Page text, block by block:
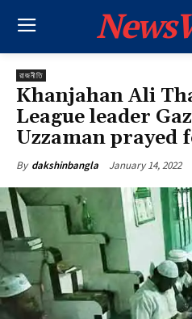
রাজনীতি
Khanjahan Ali
League leader
Uzzaman prayed
By dakshinbangla January 14, 2022